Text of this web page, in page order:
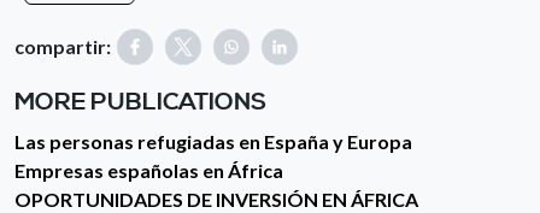
compartir:
MORE PUBLICATIONS
Las personas refugiadas en España y Europa
Empresas españolas en África
OPORTUNIDADES DE INVERSIÓN EN ÁFRICA